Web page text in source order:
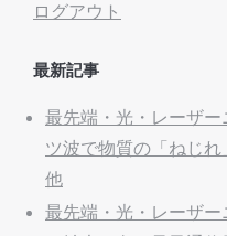
ログアウト
最新記事
最先端・光・レーザ
ツ波で物質の「ねじれ
他
最先端・光・レーザ